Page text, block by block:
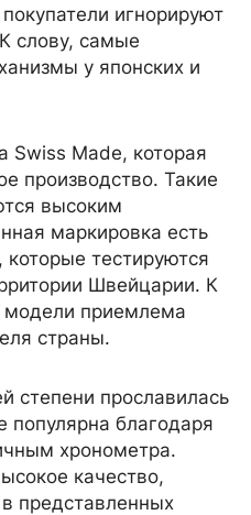
игнорируют
слову, самые
у японских и
Swiss Made, которая
производство. Такие
высоким
маркировка есть
тестируются
Швейцарии. К
модели приемлема
страны.
степени прославилась
благодаря
хронометра.
качество,
представленных